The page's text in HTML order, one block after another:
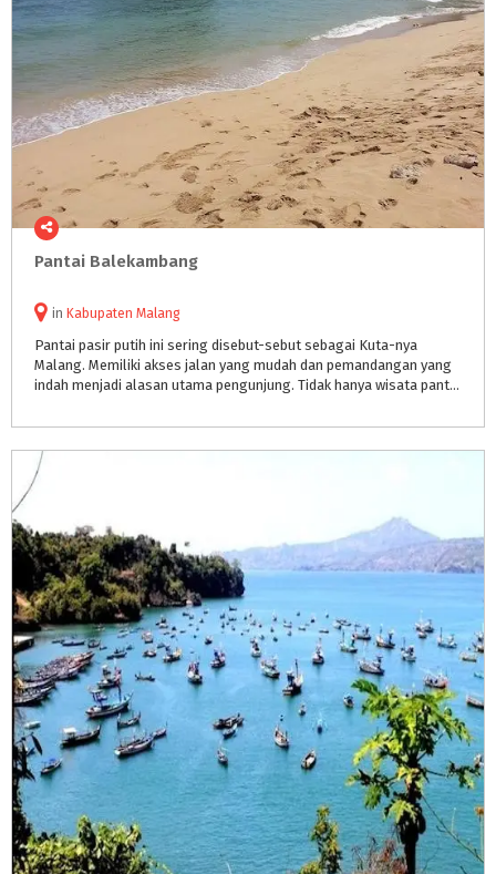
Pantai Balekambang
in Kabupaten Malang
Pantai pasir putih ini sering disebut-sebut sebagai Kuta-nya
Malang. Memiliki akses jalan yang mudah dan pemandangan yang
indah menjadi alasan utama pengunjung. Tidak hanya wisata pantai, tetapi terdapat wisata religi, wisata budaya, wisata kuliner, dll